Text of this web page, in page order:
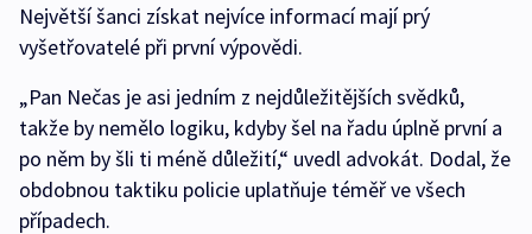
Největší šanci získat nejvíce informací mají prý
vyšetřovatelé při první výpovědi.
„Pan Nečas je asi jedním z nejdůležitějších svědků,
takže by nemělo logiku, kdyby šel na řadu úplně první a
po něm by šli ti méně důležití,“ uvedl advokát. Dodal, že
obdobnou taktiku policie uplatňuje téměř ve všech
případech.